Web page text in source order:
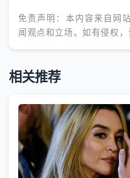
免责声明：本内容来自网
闻观点和立场。如有侵权，
相关推荐